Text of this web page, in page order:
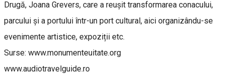
Drugă, Joana Grevers, care a reușit transformarea conacului,
parcului și a portului într-un port cultural, aici organizându-se
evenimente artistice, expoziții etc.
Surse: www.monumenteuitate.org
www.audiotravelguide.ro